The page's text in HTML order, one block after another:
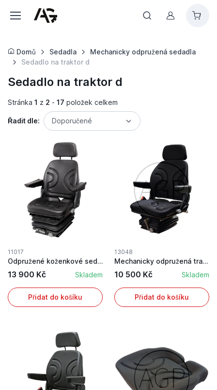
Můj účet
Domů Sedadla
Mechanicky odpružená sedadla
Sedadlo na traktor d
Sedadlo na traktor d
Stránka 1 z 2 - 17 položek celkem
Řadit dle: Doporučené
11017
Odpružené koženkové sedadlo s loketními opěrky ...
13 900 Kč Skladem
Přidat do košíku
13048
Mechanicky odpružená traktorová sedačka
10 500 Kč Skladem
Přidat do košíku